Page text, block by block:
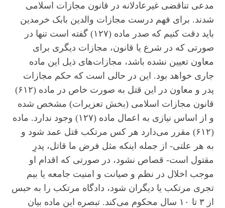
مدعی تناقضی غیرعادلانه در قانون مجازات اسلامی
شدند. برای فهم درست مجازات والدین بابک خرمدین
باید دقت کنیم که صدر ماده (۱۲۷) گفته است تنها در
صورتی که در شرع یا قانون، مجازات دیگری برای
معاون تعیین نشده باشد، مجازات‌های ذیل این ماده
جاری خواهد بود. این در حالی است که حکم مجازات
پدر و معاون در این قتل به صورت خاص در ماده (۶۱۲)
قانون مجازات اسلامی (بخش تعزیرات) مشخص شده
و از اساس نیازی به اعمال ماده (۱۲۷) وجود ندارد. ماده
(۶۱۲) مقرر می‌دارد هر کس مرتکب قتل عمد شود و
به هر علتی- از جمله اینکه مثل فرض ما قاتل، پدرِ
مقتول است- قصاص نشود، در صورتی که اقدام او
موجب اخلال در نظم و صیانت و امنیت جامعه یا بیم
تجری مرتکب یا دیگران شود، دادگاه مرتکب را به حبس
از ۳ تا ۱۰ سال محکوم می‌کند. تبصره این ماده بیان